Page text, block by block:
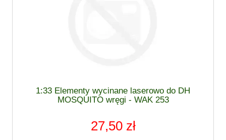
1:33 Elementy wycinane laserowo do DH
MOSQUITO wręgi - WAK 253
27,50 zł